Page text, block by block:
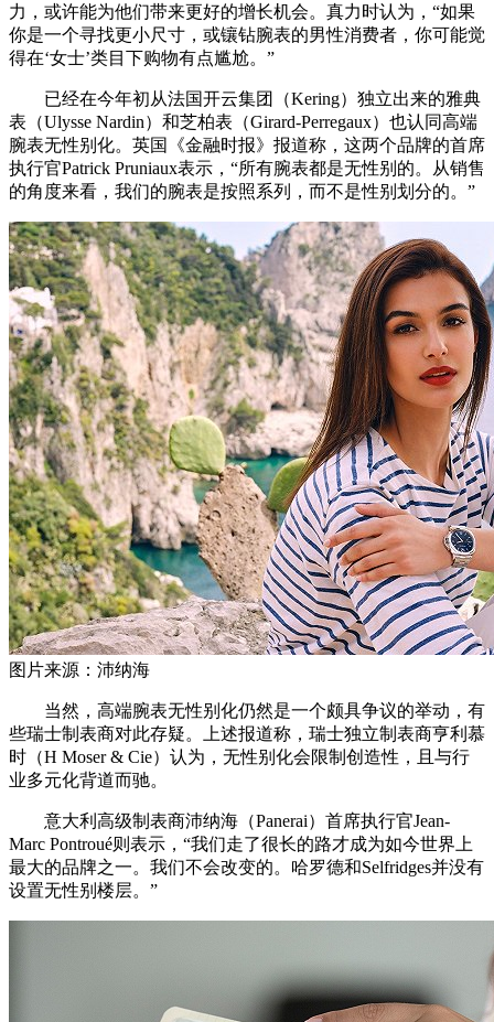
力，或许能为他们带来更好的增长机会。真力时认为，“如果
你是一个寻找更小尺寸，或镶钻腕表的男性消费者，你可能觉
得在‘女士’类目下购物有点尴尬。”
已经在今年初从法国开云集团（Kering）独立出来的雅典
表（Ulysse Nardin）和芝柏表（Girard-Perregaux）也认同高端
腕表无性别化。英国《金融时报》报道称，这两个品牌的首席
执行官Patrick Pruniaux表示，“所有腕表都是无性别的。从销售
的角度来看，我们的腕表是按照系列，而不是性别划分的。”
图片来源：沛纳海
当然，高端腕表无性别化仍然是一个颇具争议的举动，有
些瑞士制表商对此存疑。上述报道称，瑞士独立制表商亨利慕
时（H Moser & Cie）认为，无性别化会限制创造性，且与行
业多元化背道而驰。
意大利高级制表商沛纳海（Panerai）首席执行官Jean-
Marc Pontroué则表示，“我们走了很长的路才成为如今世界上
最大的品牌之一。我们不会改变的。哈罗德和Selfridges并没有
设置无性别楼层。”